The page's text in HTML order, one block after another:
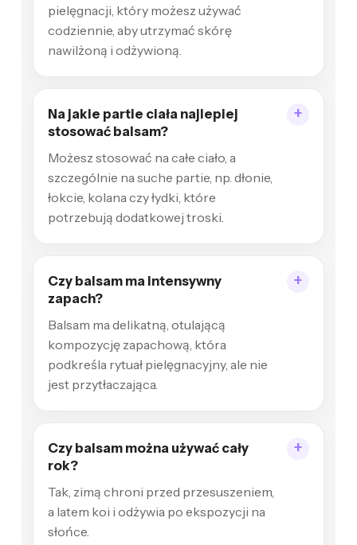
pielęgnacji, który możesz używać
codziennie, aby utrzymać skórę
nawilżoną i odżywioną.
Na jakie partie ciała najlepiej
stosować balsam?
Możesz stosować na całe ciało, a
szczególnie na suche partie, np. dłonie,
łokcie, kolana czy łydki, które
potrzebują dodatkowej troski.
Czy balsam ma intensywny
zapach?
Balsam ma delikatną, otulającą
kompozycję zapachową, która
podkreśla rytuał pielęgnacyjny, ale nie
jest przytłaczająca.
Czy balsam można używać cały
rok?
Tak, zimą chroni przed przesuszeniem,
a latem koi i odżywia po ekspozycji na
słońce.